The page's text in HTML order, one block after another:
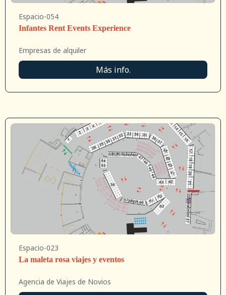
Espacio-054
Infantes Rent Events Experience
Empresas de alquiler
Más info.
Espacio-023
La maleta rosa viajes y eventos
Agencia de Viajes de Novios